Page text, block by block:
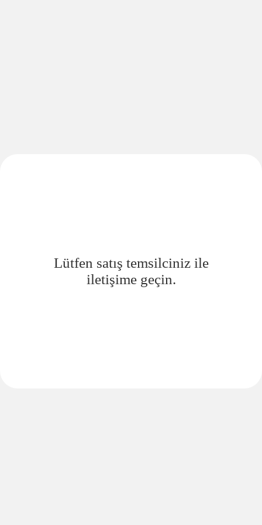
Lütfen satış temsilciniz ile
iletişime geçin.